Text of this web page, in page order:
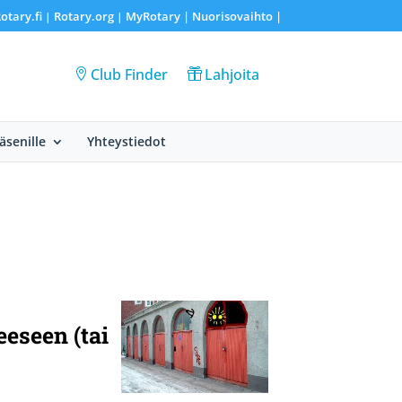
| Rotary.org| MyRotary | Nuorisovaihto|
Club Finder Lahjoita
Yhteystiedot
(tai